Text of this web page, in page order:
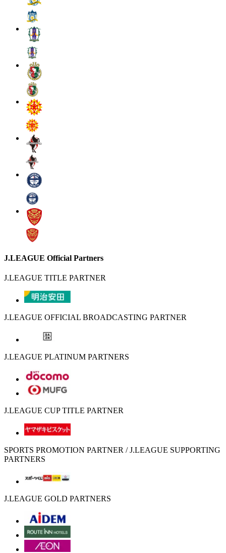
J.LEAGUE Official Partners
J.LEAGUE TITLE PARTNER
J.LEAGUE OFFICIAL BROADCASTING PARTNER
J.LEAGUE PLATINUM PARTNERS
J.LEAGUE CUP TITLE PARTNER
SPORTS PROMOTION PARTNER / J.LEAGUE SUPPORTING
PARTNERS
J.LEAGUE GOLD PARTNERS